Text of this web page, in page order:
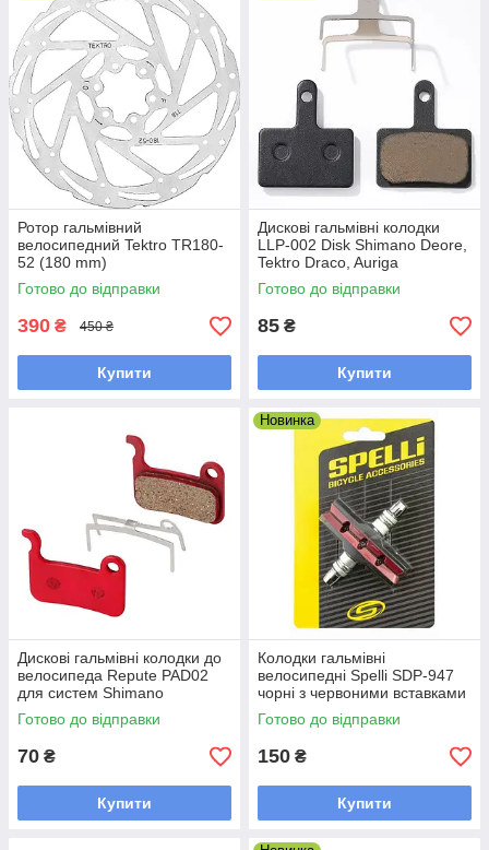
Ротор гальмівний
велосипедний Tektro ТR180-
52 (180 mm)
Готово до відправки
390 ₴ 450 ₴
Купити
Дискові гальмівні колодки
LLP-002 Disk Shimano Deore,
Tektro Draco, Auriga
Готово до відправки
85 ₴
Купити
Дискові гальмівні колодки до
велосипеда Repute PAD02
для систем Shimano
Готово до відправки
70 ₴
Купити
Новинка
Колодки гальмівні
велосипедні Spelli SDP-947
чорні з червоними вставками
Готово до відправки
150 ₴
Купити